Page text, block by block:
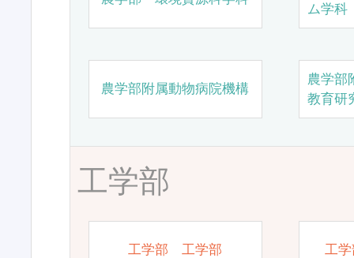
ム学科
農学部附属動物病院機構
農学部
教育研
工学部
工学部 工学部 工